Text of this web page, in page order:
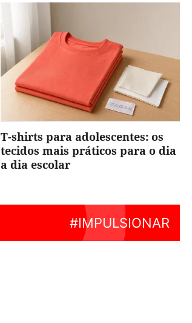
T-shirts para adolescentes: os
tecidos mais práticos para o dia
a dia escolar